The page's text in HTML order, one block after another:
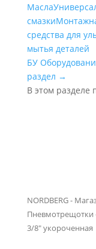
Масла
смазки
средства для
мытья деталей
БУ
раздел →
В этом разделе
NORDBERG-
Пневмотрещотки
3/8″ укороченная